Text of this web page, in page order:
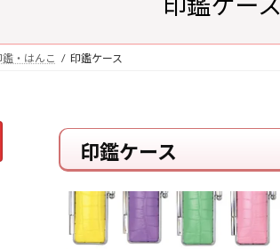
鑑・はんこ 印鑑ケース
印鑑ケース